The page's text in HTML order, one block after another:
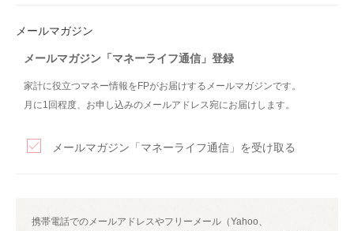
メールマガジン
メールマガジン「マネーライフ通信」登録
家計に役立つマネー情報をFPがお届けするメールマガジンです。
月に1回程度、お申し込みのメールアドレス宛にお届けします。
メールマガジン「マネーライフ通信」を受け取る
携帯電話でのメールアドレスやフリーメール（Yahoo、